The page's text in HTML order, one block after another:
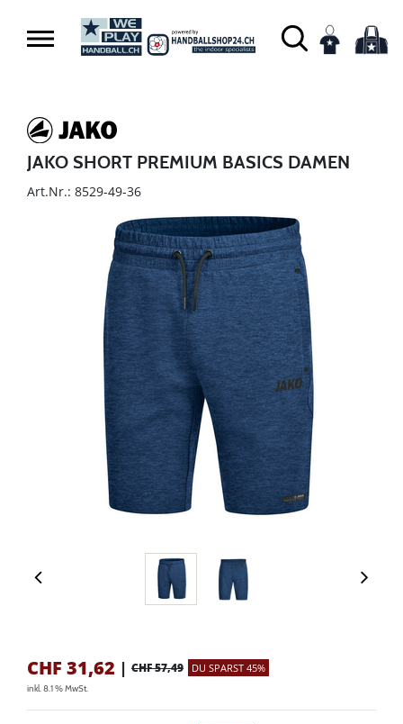
JAKO SHORT PREMIUM BASICS DAMEN
Art.Nr.: 8529-49-36
CHF 31,62 | CHF 57,49 DU SPARST 45%
inkl. 8.1 % MwSt.